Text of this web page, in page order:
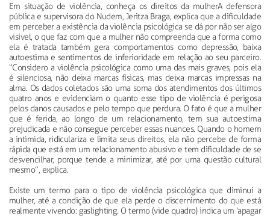
Em situação de violência, conheça os direitos da mulherA defensora
pública e supervisora do Nudem, Jeritza Braga, explica que a dificuldade
em perceber a existência da violência psicológica se dá por não ser algo
visível, o que faz com que a mulher não compreenda que a forma como
ela é tratada também gera comportamentos como depressão, baixa
autoestima e sentimentos de inferioridade em relação ao seu parceiro.
“Considero a violência psicológica como uma das mais graves, pois ela
é silenciosa, não deixa marcas físicas, mas deixa marcas impressas na
alma. Os dados coletados são uma soma dos atendimentos dos últimos
quatro anos e evidenciam o quanto esse tipo de violência é perigosa
pelos danos causados e pelo tempo que perdura. O fato é que a mulher
que é ferida, ao longo de um relacionamento, tem sua autoestima
prejudicada e não consegue perceber essas nuances. Quando o homem
a intimida, ridiculariza e limita seus direitos, ela não percebe de forma
rápida que está em um relacionamento abusivo e tem dificuldade de se
desvencilhar, porque tende a minimizar, até por uma questão cultural
mesmo”, explica.
Existe um termo para o tipo de violência psicológica que diminui a
mulher, até a condição de que ela perde o discernimento do que está
realmente vivendo: gaslighting. O termo (vide quadro) indica um ‘apagar